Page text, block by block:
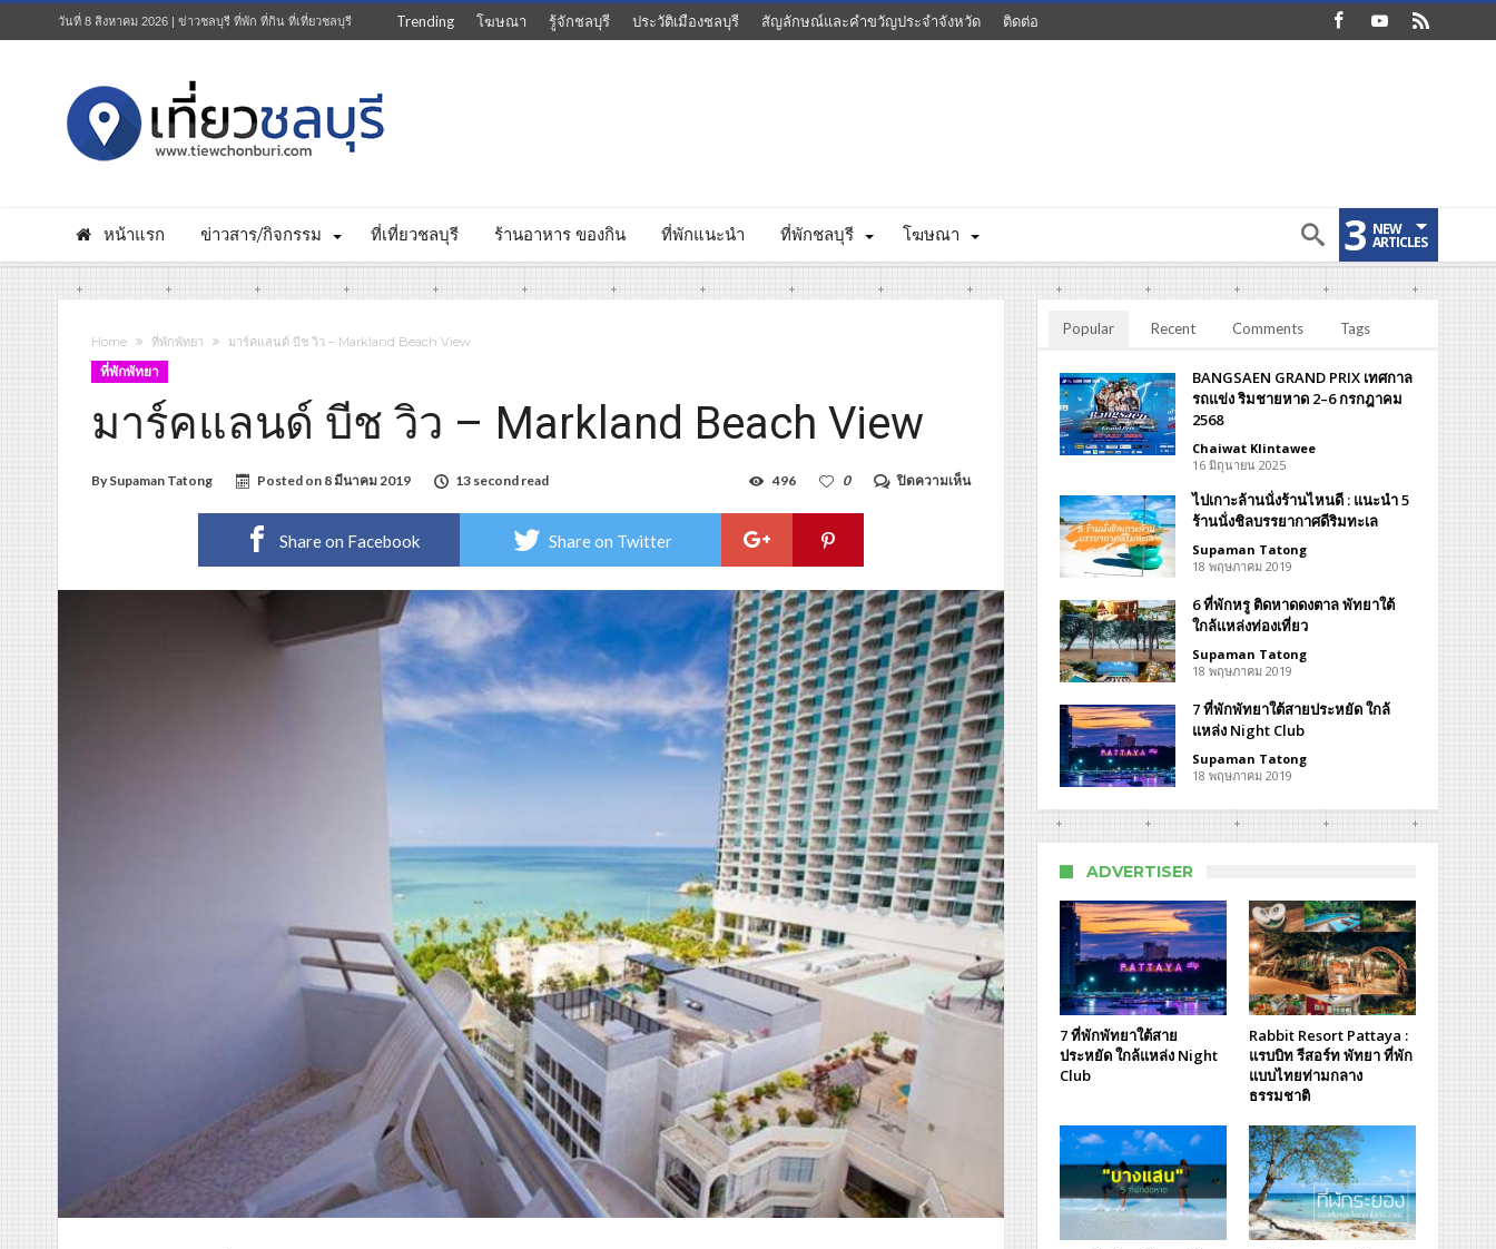
วันที่ 8 สิงหาคม 2026 | ข่าวชลบุรี ที่พัก ที่กิน ที่เที่ยวชลบุรี Trending โฆษณา รู้จักชลบุรี ประวัติเมืองชลบุรี สัญลักษณ์และคำขวัญประจำจังหวัด ติดต่อ
หน้าแรก ข่าวสาร/กิจกรรม ที่เที่ยวชลบุรี ร้านอาหาร ของกิน ที่พักแนะนำ ที่พักชลบุรี โฆษณา 3 NEW
ARTICLES
Home ที่พักพัทยา มาร์คแลนด์ บีช วิว – Markland Beach View
ที่พักพัทยา
มาร์คแลนด์ บีช วิว – Markland Beach View
By Supaman Tatong Posted on 8 มีนาคม 2019 13 second read ปิดความเห็นบน
Markland
Beach
View
0
496
Share on Facebook Share on Twitter
Popular Recent Comments Tags
BANGSAEN GRAND PRIX เทศกาล
รถแข่ง ริมชายหาด 2–6 กรกฎาคม
2568
Chaiwat Klintawee
16 มิถุนายน 2025
ไปเกาะล้านนั่งร้านไหนดี : แนะนำ 5
ร้านนั่งชิลบรรยากาศดีริมทะเล
Supaman Tatong
18 พฤษภาคม 2019
6 ที่พักหรู ติดหาดดงตาล พัทยาใต้
ใกล้แหล่งท่องเที่ยว
Supaman Tatong
18 พฤษภาคม 2019
7 ที่พักพัทยาใต้สายประหยัด ใกล้
แหล่ง Night Club
Supaman Tatong
18 พฤษภาคม 2019
ADVERTISER
7 ที่พักพัทยาใต้สาย
ประหยัด ใกล้แหล่ง Night
Club
Rabbit Resort Pattaya :
แรบบิท รีสอร์ท พัทยา ที่พัก
แบบไทยท่ามกลาง
ธรรมชาติ